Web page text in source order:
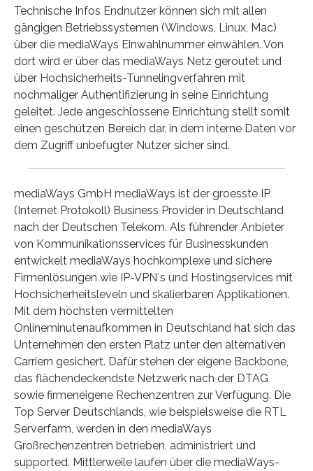
Technische Infos Endnutzer können sich mit allen
gängigen Betriebssystemen (Windows, Linux, Mac)
über die mediaWays Einwahlnummer einwählen. Von
dort wird er über das mediaWays Netz geroutet und
über Hochsicherheits-Tunnelingverfahren mit
nochmaliger Authentifizierung in seine Einrichtung
geleitet. Jede angeschlossene Einrichtung stellt somit
einen geschützen Bereich dar, in dem interne Daten vor
dem Zugriff unbefugter Nutzer sicher sind.
mediaWays GmbH mediaWays ist der groesste IP
(Internet Protokoll) Business Provider in Deutschland
nach der Deutschen Telekom. Als führender Anbieter
von Kommunikationsservices für Businesskunden
entwickelt mediaWays hochkomplexe und sichere
Firmenlösungen wie IP-VPN´s und Hostingservices mit
Hochsicherheitsleveln und skalierbaren Applikationen.
Mit dem höchsten vermittelten
Onlineminutenaufkommen in Deutschland hat sich das
Unternehmen den ersten Platz unter den alternativen
Carriern gesichert. Dafür stehen der eigene Backbone,
das flächendeckendste Netzwerk nach der DTAG
sowie firmeneigene Rechenzentren zur Verfügung. Die
Top Server Deutschlands, wie beispielsweise die RTL
Serverfarm, werden in den mediaWays
Großrechenzentren betrieben, administriert und
supported. Mittlerweile laufen über die mediaWays-